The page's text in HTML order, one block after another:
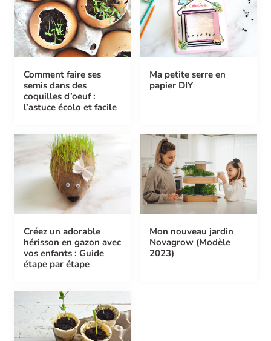
Comment faire ses
semis dans des
coquilles d’oeuf :
l’astuce écolo et facile
Ma petite serre en
papier DIY
Créez un adorable
hérisson en gazon avec
vos enfants : Guide
étape par étape
Mon nouveau jardin
Novagrow (Modèle
2023)